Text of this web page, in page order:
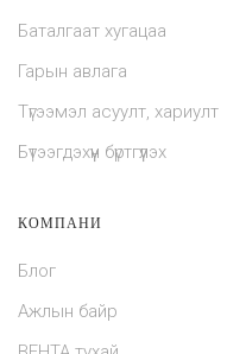
Баталгаат хугацаа
Гарын авлага
Түгээмэл асуулт, хариулт
Бүтээгдэхүүн бүртгүүлэх
КОМПАНИ
Блог
Ажлын байр